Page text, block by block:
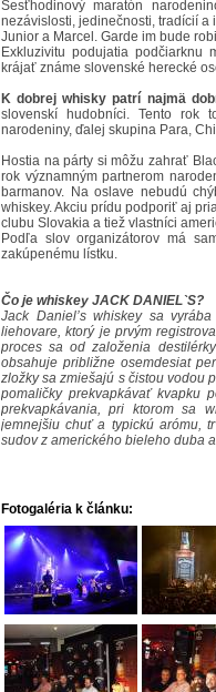
Šesťhodinový maratón
nezávislosti, jedinečnosti, tradícií
Junior a Marcel. Garde im bude
Exkluzivitu podujatia podčiarknu
krájať známe slovenské herecké
K dobrej whisky patrí najmä
slovenskí hudobníci. Tento rok
narodeniny, ďalej skupina Para,
Hostia na párty si môžu zahrať
rok významným partnerom
barmanov. Na oslave nebudú
whiskey. Akciu prídu podporiť aj
clubu Slovakia a tiež vlastníci
Podľa slov organizátorov má
zakúpenému lístku.
Čo je whiskey JACK DANIEL`S?
Jack Daniel’s whiskey sa
liehovare, ktorý je prvým
proces sa od založenia
obsahuje približne osemdesiat
zložky sa zmiešajú s čistou vodou
pomaličky prekvapkávať kvapku
prekvapkávania, pri ktorom sa
jemnejšiu chuť a typickú arómu,
sudov z amerického bieleho duba
Fotogaléria k článku: